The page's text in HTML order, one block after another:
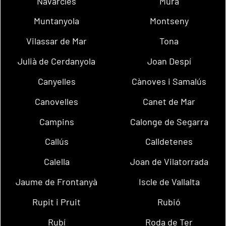
Muntanyola
Montseny
Vilassar de Mar
Tona
Julià de Cerdanyola
Joan Despí
Canyelles
Cànoves i Samalús
Canovelles
Canet de Mar
Campins
Calonge de Segarra
Callús
Calldetenes
Calella
Joan de Vilatorrada
Jaume de Frontanyà
Iscle de Vallalta
Rupit i Pruit
Rubió
Rubí
Roda de Ter